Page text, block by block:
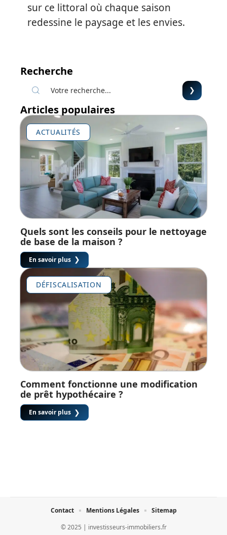
sur ce littoral où chaque saison
redessine le paysage et les envies.
Recherche
Articles populaires
ACTUALITÉS
Quels sont les conseils pour le nettoyage
de base de la maison ?
En savoir plus
DÉFISCALISATION
Comment fonctionne une modification
de prêt hypothécaire ?
En savoir plus
© 2025 | investisseurs-immobiliers.fr
Contact Mentions Légales Sitemap